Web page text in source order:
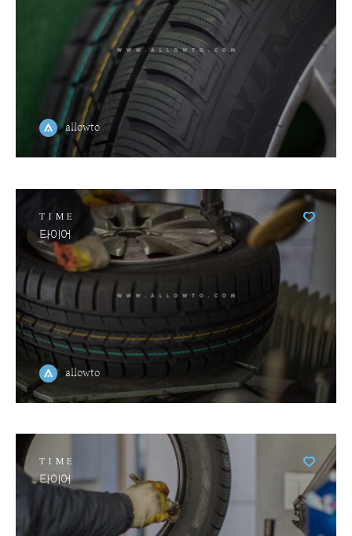
allowto
TIME
타이어
allowto
TIME
타이어